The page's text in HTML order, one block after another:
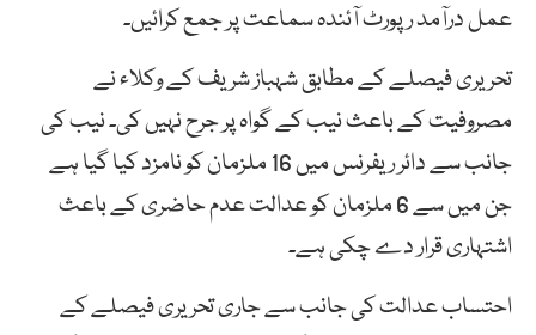
عمل درآمد رپورٹ آئندہ سماعت پر جمع کرائیں۔
تحریری فیصلے کے مطابق شہباز شریف کے وکلاء نے
مصروفیت کے باعث نیب کے گواہ پر جرح نہیں کی۔ نیب کی
جانب سے دائر ریفرنس میں 16 ملزمان کو نامزد کیا گیا ہے
جن میں سے 6 ملزمان کو عدالت عدم حاضری کے باعث
اشتہاری قرار دے چکی ہے۔
احتساب عدالت کی جانب سے جاری تحریری فیصلے کے